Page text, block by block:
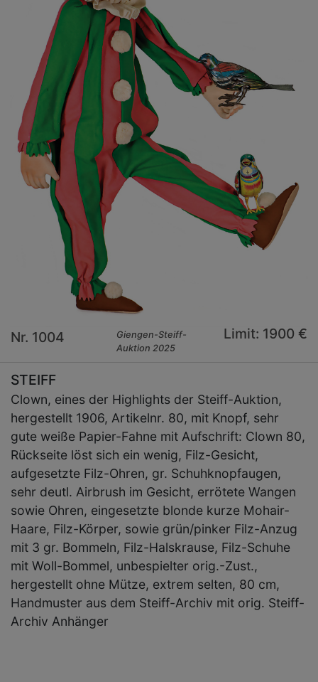
Nr. 1004
Giengen-Steiff-
Auktion 2025
Limit: 1900 €
STEIFF
Clown, eines der Highlights der Steiff-Auktion,
hergestellt 1906, Artikelnr. 80, mit Knopf, sehr
gute weiße Papier-Fahne mit Aufschrift: Clown 80,
Rückseite löst sich ein wenig, Filz-Gesicht,
aufgesetzte Filz-Ohren, gr. Schuhknopfaugen,
sehr deutl. Airbrush im Gesicht, errötete Wangen
sowie Ohren, eingesetzte blonde kurze Mohair-
Haare, Filz-Körper, sowie grün/pinker Filz-Anzug
mit 3 gr. Bommeln, Filz-Halskrause, Filz-Schuhe
mit Woll-Bommel, unbespielter orig.-Zust.,
hergestellt ohne Mütze, extrem selten, 80 cm,
Handmuster aus dem Steiff-Archiv mit orig. Steiff-
Archiv Anhänger